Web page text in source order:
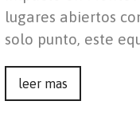
lugares abiertos
solo punto, este
leer mas